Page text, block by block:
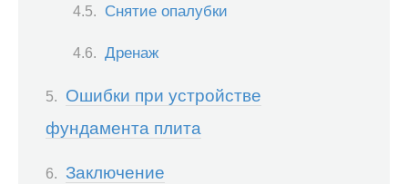
Снятие опалубки
Дренаж
Ошибки при устройстве
фундамента плита
Заключение